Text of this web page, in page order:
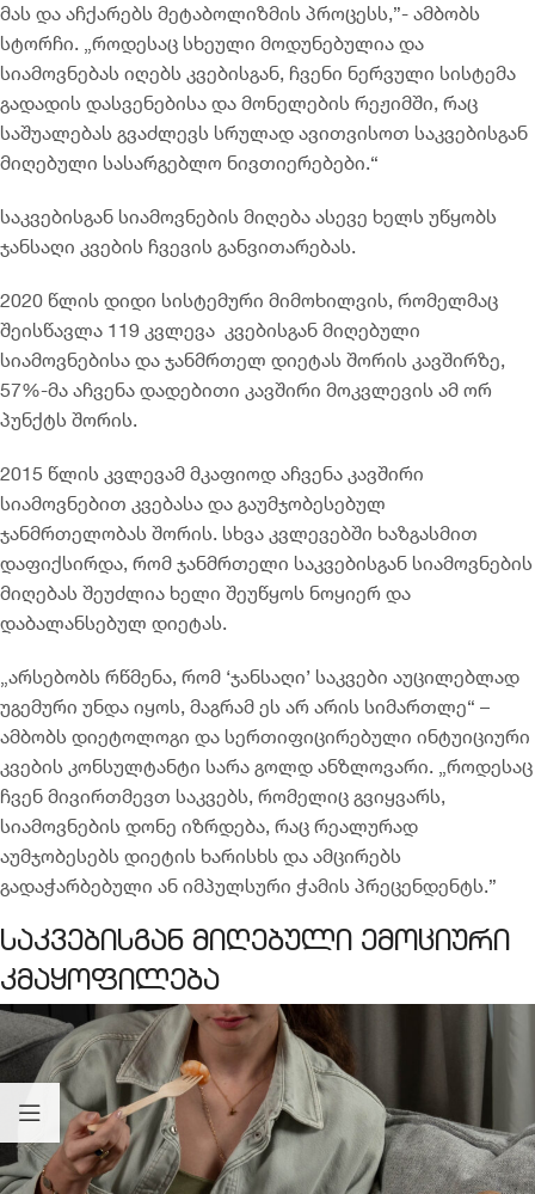
მას და აჩქარებს მეტაბოლიზმის პროცესს,”- ამბობს
სტორჩი. „როდესაც სხეული მოდუნებულია და
სიამოვნებას იღებს კვებისგან, ჩვენი ნერვული სისტემა
გადადის დასვენებისა და მონელების რეჟიმში, რაც
საშუალებას გვაძლევს სრულად ავითვისოთ საკვებისგან
მიღებული სასარგებლო ნივთიერებები.“
საკვებისგან სიამოვნების მიღება ასევე ხელს უწყობს
ჯანსაღი კვების ჩვევის განვითარებას.
2020 წლის დიდი სისტემური მიმოხილვის, რომელმაც
შეისწავლა 119 კვლევა კვებისგან მიღებული
სიამოვნებისა და ჯანმრთელ დიეტას შორის კავშირზე,
57%-მა აჩვენა დადებითი კავშირი მოკვლევის ამ ორ
პუნქტს შორის.
2015 წლის კვლევამ მკაფიოდ აჩვენა კავშირი
სიამოვნებით კვებასა და გაუმჯობესებულ
ჯანმრთელობას შორის. სხვა კვლევებში ხაზგასმით
დაფიქსირდა, რომ ჯანმრთელი საკვებისგან სიამოვნების
მიღებას შეუძლია ხელი შეუწყოს ნოყიერ და
დაბალანსებულ დიეტას.
„არსებობს რწმენა, რომ ‘ჯანსაღი’ საკვები აუცილებლად
უგემური უნდა იყოს, მაგრამ ეს არ არის სიმართლე“ –
ამბობს დიეტოლოგი და სერთიფიცირებული ინტუიციური
კვების კონსულტანტი სარა გოლდ ანზლოვარი. „როდესაც
ჩვენ მივირთმევთ საკვებს, რომელიც გვიყვარს,
სიამოვნების დონე იზრდება, რაც რეალურად
აუმჯობესებს დიეტის ხარისხს და ამცირებს
გადაჭარბებული ან იმპულსური ჭამის პრეცენდენტს.”
საკვებისგან მიღებული ემოციური
კმაყოფილება